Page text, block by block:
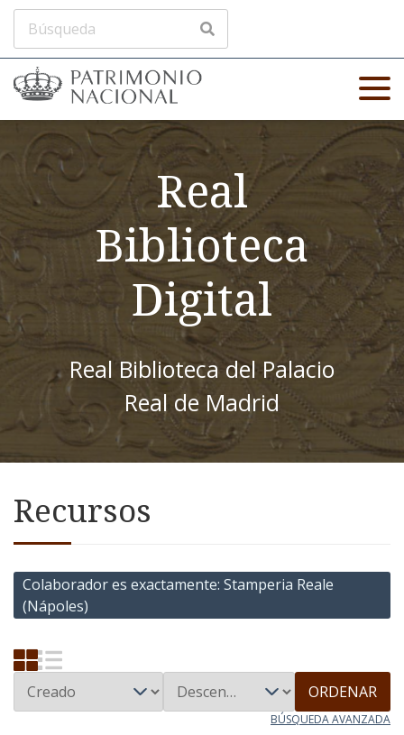
Real
Biblioteca
Digital
Real Biblioteca del Palacio
Real de Madrid
Recursos
Colaborador es exactamente Stamperia Reale
(Nápoles)
ORDENAR
BÚSQUEDA AVANZADA